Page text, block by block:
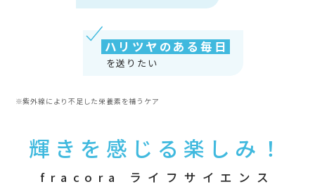
ハリツヤのある毎日
を送りたい
※紫外線により不足した栄養素を補うケア
輝きを感じる楽しみ！
fracora ライフサイエンス